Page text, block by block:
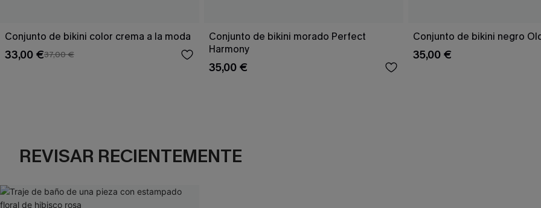
Conjunto de bikini color crema a la moda
33,00 €37,00 €
Conjunto de bikini morado Perfect
Harmony
35,00 €
Conjunto de bikini negro
35,00 €
REVISAR RECIENTEMENTE